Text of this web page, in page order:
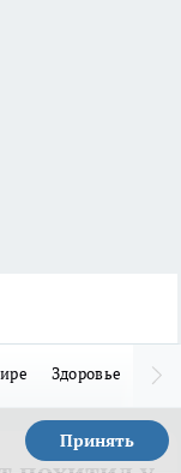
Здоровье
Принять